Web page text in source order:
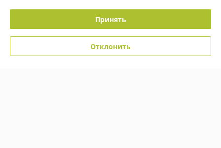
Доставка и оплата
График работы
Полная версия сайта
Принять
Отклонить